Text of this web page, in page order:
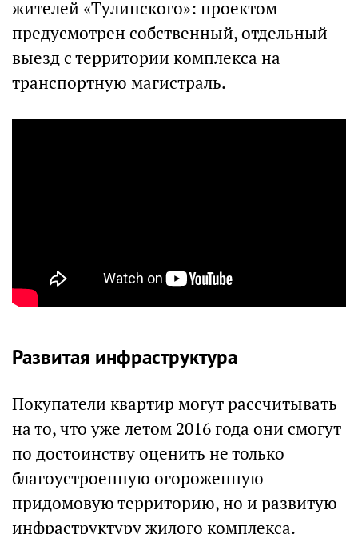
жителей «Тулинского»: проектом
предусмотрен собственный, отдельный
выезд с территории комплекса на
транспортную магистраль.
Развитая инфраструктура
Покупатели квартир могут рассчитывать
на то, что уже летом 2016 года они смогут
по достоинству оценить не только
благоустроенную огороженную
придомовую территорию, но и развитую
инфраструктуру жилого комплекса.